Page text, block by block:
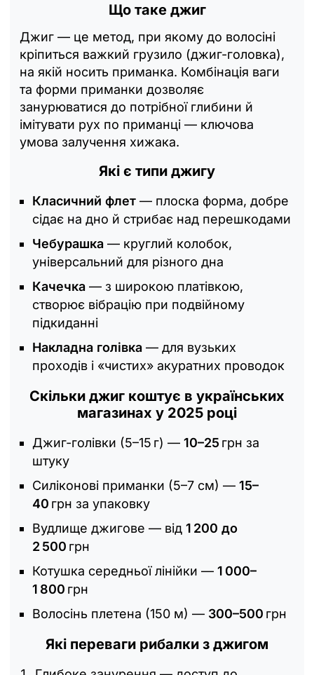
Що таке джиг
Джиг — це метод, при якому до волосіні
кріпиться важкий грузило (джиг-головка),
на якій носить приманка. Комбінація ваги
та форми приманки дозволяє
занурюватися до потрібної глибини й
імітувати рух по приманці — ключова
умова залучення хижака.
Які є типи джигу
Класичний флет — плоска форма, добре
сідає на дно й стрибає над перешкодами
Чебурашка — круглий колобок,
універсальний для різного дна
Качечка — з широкою платівкою,
створює вібрацію при подвійному
підкиданні
Накладна голівка — для вузьких
проходів і «чистих» акуратних проводок
Скільки джиг коштує в українських
магазинах у 2025 році
Джиг-голівки (5–15 г) — 10–25 грн за
штуку
Силіконові приманки (5–7 см) — 15–
40 грн за упаковку
Вудлище джигове — від 1 200 до
2 500 грн
Котушка середньої лінійки — 1 000–
1 800 грн
Волосінь плетена (150 м) — 300–500 грн
Які переваги рибалки з джигом